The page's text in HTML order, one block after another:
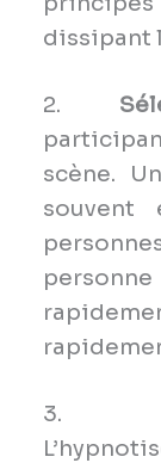
dissipant
2.
scène.
souvent